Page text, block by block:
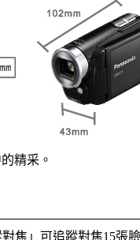
精采。
焦」可追蹤對焦15張